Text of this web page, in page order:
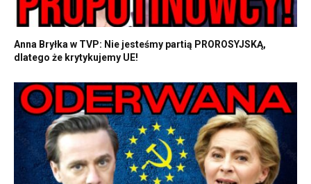
Anna Bryłka w TVP: Nie jesteśmy partią PROROSYJSKĄ,
dlatego że krytykujemy UE!